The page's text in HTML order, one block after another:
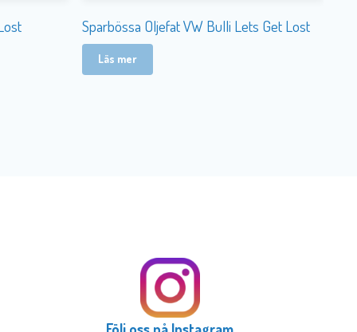
Sparbössa Oljefat VW Bulli Lets Get Lost
Läs mer